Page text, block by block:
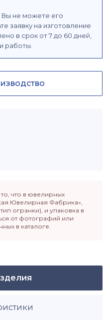
Вы не можете его
заявку на изготовление
в срок от 7 до 60 дней,
работы.
что в ювелирных
Ювелирная Фабрика»,
огранки), и упаковка в
от фотографий или
в каталоге.